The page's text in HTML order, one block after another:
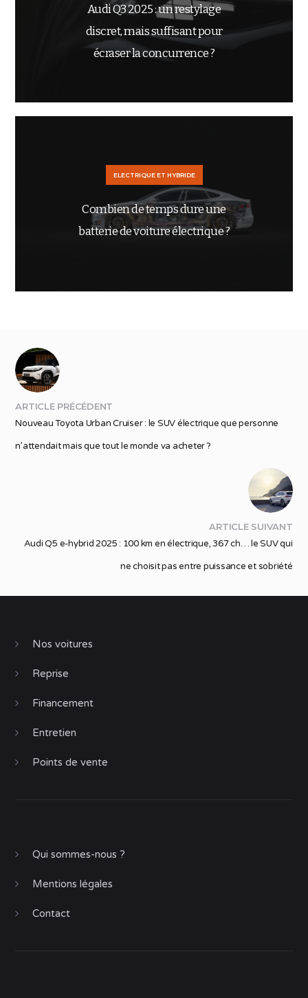
Audi Q3 2025 : un restylage
discret, mais suffisant pour
écraser la concurrence ?
ELECTRIQUE ET HYBRIDE
Combien de temps dure une
batterie de voiture électrique ?
ARTICLE PRÉCÉDENT
Nouveau Toyota Urban Cruiser : le SUV électrique que personne
n’attendait mais que tout le monde va acheter ?
ARTICLE SUIVANT
Audi Q5 e-hybrid 2025 : 100 km en électrique, 367 ch… le SUV qui
ne choisit pas entre puissance et sobriété
Nos voitures
Reprise
Financement
Entretien
Points de vente
Qui sommes-nous ?
Mentions légales
Contact